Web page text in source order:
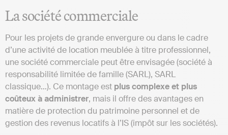
La société commerciale
Pour les projets de grande envergure ou dans le cadre
d’une activité de location meublée à titre professionnel,
une société commerciale peut être envisagée (société à
responsabilité limitée de famille (SARL), SARL
classique…). Ce montage est plus complexe et plus
coûteux à administrer, mais il offre des avantages en
matière de protection du patrimoine personnel et de
gestion des revenus locatifs à l’IS (impôt sur les sociétés).